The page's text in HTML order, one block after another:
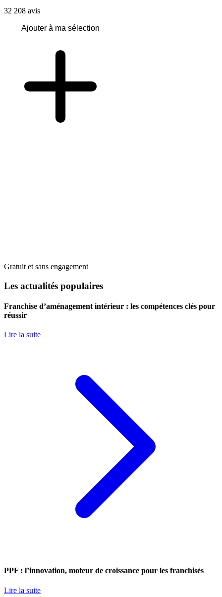
32 208 avis
Ajouter à ma sélection
Gratuit et sans engagement
Les actualités populaires
Franchise d’aménagement intérieur : les compétences clés pour
réussir
Lire la suite
PPF : l’innovation, moteur de croissance pour les franchisés
Lire la suite